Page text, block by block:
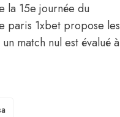
la 15e journée du
paris 1xbet propose les
match nul est évalué à